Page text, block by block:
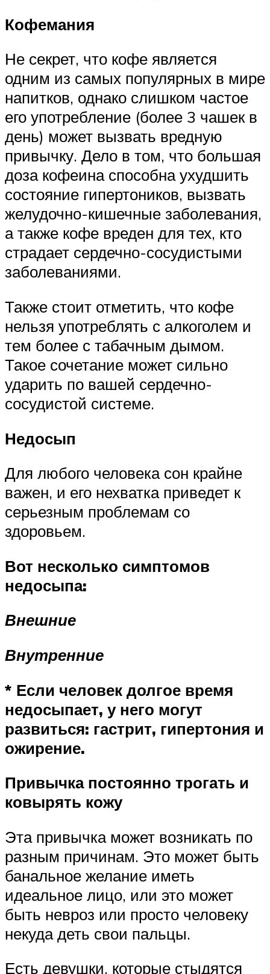
Кофемания
Не секрет, что кофе является
одним из самых популярных в мире
напитков, однако слишком частое
его употребление (более 3 чашек в
день) может вызвать вредную
привычку. Дело в том, что большая
доза кофеина способна ухудшить
состояние гипертоников, вызвать
желудочно-кишечные заболевания,
а также кофе вреден для тех, кто
страдает сердечно-сосудистыми
заболеваниями.
Также стоит отметить, что кофе
нельзя употреблять с алкоголем и
тем более с табачным дымом.
Такое сочетание может сильно
ударить по вашей сердечно-
сосудистой системе.
Недосып
Для любого человека сон крайне
важен, и его нехватка приведет к
серьезным проблемам со
здоровьем.
Вот несколько симптомов
недосыпа:
Внешние
Внутренние
* Если человек долгое время
недосыпает, у него могут
развиться: гастрит, гипертония и
ожирение.
Привычка постоянно трогать и
ковырять кожу
Эта привычка может возникать по
разным причинам. Это может быть
банальное желание иметь
идеальное лицо, или это может
быть невроз или просто человеку
некуда деть свои пальцы.
Есть девушки, которые стыдятся